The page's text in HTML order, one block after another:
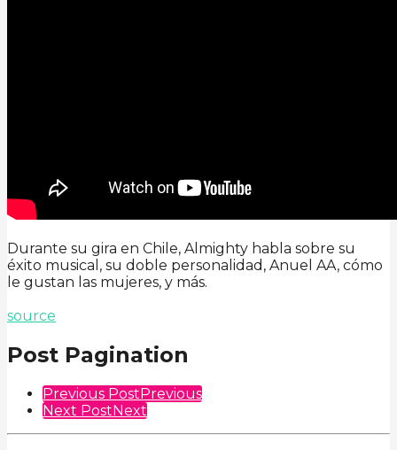
Durante su gira en Chile, Almighty habla sobre su
éxito musical, su doble personalidad, Anuel AA, cómo
le gustan las mujeres, y más.
source
Post Pagination
Previous PostPrevious
Next PostNext